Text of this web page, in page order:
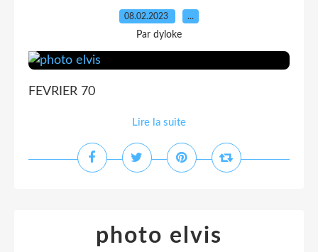
08.02.2023 …
Par dyloke
FEVRIER 70
Lire la suite
photo elvis